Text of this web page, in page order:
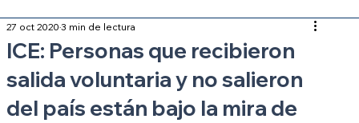
ICE: Personas que recibieron
salida voluntaria y no salieron
del país están bajo la mira de
27 oct 20203 min de lectura